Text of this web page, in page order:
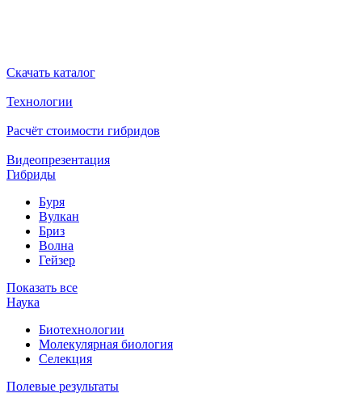
Скачать каталог
Технологии
Расчёт стоимости гибридов
Видеопрезентация
Гибриды
Буря
Вулкан
Бриз
Волна
Гейзер
Показать все
Наука
Биотехнологии
Молекулярная биология
Селекция
Полевые результаты